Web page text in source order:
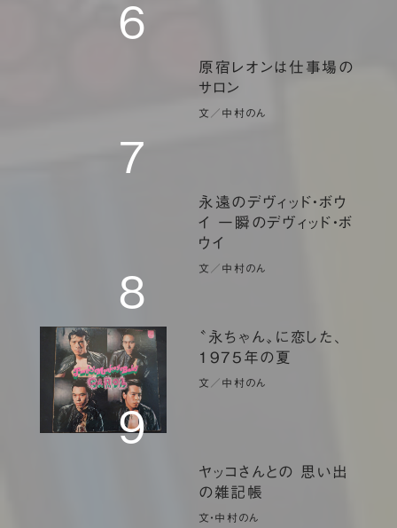
6
７
原宿レオンは仕事場の
サロン
文／中村のん
8
永遠のデヴィッド・ボウ
イ 一瞬のデヴィッド・ボ
ウイ
文／中村のん
９
〝永ちゃん〟に恋した、
1975年の夏
文／中村のん
ヤッコさんとの 思い出
の雑記帳
文・中村のん